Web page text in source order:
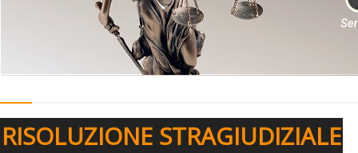
RISOLUZIONE STRAGIUDIZIALE